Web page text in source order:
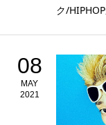
ク/
08
MAY
2021